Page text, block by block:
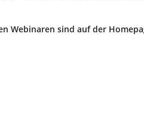
Webinaren sind auf der